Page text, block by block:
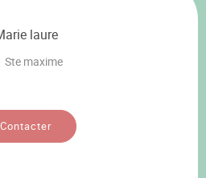
laure
Ste maxime
Contacter